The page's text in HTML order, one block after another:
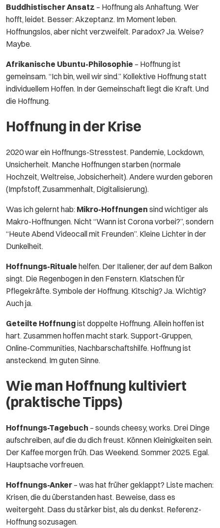
Buddhistischer Ansatz – Hoffnung als Anhaftung. Wer
hofft, leidet. Besser: Akzeptanz. Im Moment leben.
Hoffnungslos, aber nicht verzweifelt. Paradox? Ja. Weise?
Maybe.
Afrikanische Ubuntu-Philosophie – Hoffnung ist
gemeinsam. “Ich bin, weil wir sind.” Kollektive Hoffnung statt
individuellem Hoffen. In der Gemeinschaft liegt die Kraft. Und
die Hoffnung.
Hoffnung in der Krise
2020 war ein Hoffnungs-Stresstest. Pandemie, Lockdown,
Unsicherheit. Manche Hoffnungen starben (normale
Hochzeit, Weltreise, Jobsicherheit). Andere wurden geboren
(Impfstoff, Zusammenhalt, Digitalisierung).
Was ich gelernt hab: Mikro-Hoffnungen sind wichtiger als
Makro-Hoffnungen. Nicht “Wann ist Corona vorbei?”, sondern
“Heute Abend Videocall mit Freunden”. Kleine Lichter in der
Dunkelheit.
Hoffnungs-Rituale helfen. Der Italiener, der auf dem Balkon
singt. Die Regenbogen in den Fenstern. Klatschen für
Pflegekräfte. Symbole der Hoffnung. Kitschig? Ja. Wichtig?
Auch ja.
Geteilte Hoffnungist doppelte Hoffnung. Allein hoffen ist
hart. Zusammen hoffen macht stark. Support-Gruppen,
Online-Communities, Nachbarschaftshilfe. Hoffnung ist
ansteckend. Im guten Sinne.
Wie man Hoffnung kultiviert
(praktische Tipps)
Hoffnungs-Tagebuch – sounds cheesy, works. Drei Dinge
aufschreiben, auf die du dich freust. Können Kleinigkeiten sein.
Der Kaffee morgen früh. Das Weekend. Sommer 2025. Egal.
Hauptsache vorfreuen.
Hoffnungs-Anker – was hat früher geklappt? Liste machen:
Krisen, die du überstanden hast. Beweise, dass es
weitergeht. Dass du stärker bist, als du denkst. Referenz-
Hoffnung sozusagen.